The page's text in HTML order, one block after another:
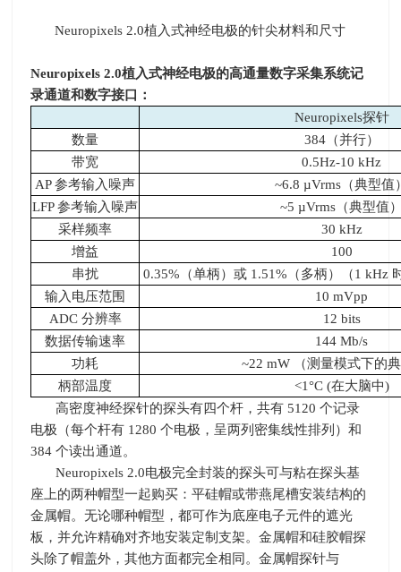
Neuropixels 2.0植入式神经电极的针尖材料和尺寸
Neuropixels 2.0植入式神经电极的高通量数字采集系统记
录通道和数字接口：
Neuropixels探针
数量
384（并行）
带宽
0.5Hz-10 kHz
AP 参考输入噪声
~6.8 µVrms（典型值
LFP 参考输入噪声
~5 µVrms（典型值
采样频率
30 kHz
增益
100
串扰
0.35%（单柄）或 1.51% （多柄）（1 kHz
输入电压范围
10 mVpp
ADC 分辨率
12 bits
数据传输速率
144 Mb/s
功耗
~22 mW （测量模式下的
柄部温度
<1°C (在大脑中)
高密度神经探针的探头有四个杆，共有 5120个记录
电极（每个杆有 1280个电极，呈两列密集线性排列）和
384个读出通道。
Neuropixels 2.0电极完全封装的探头可与粘在探头基
座上的两种帽型一起购买：平硅帽或带燕尾槽安装结构的
金属帽。无论哪种帽型，都可作为底座电子元件的遮光
板，并允许精确对齐地安装定制支架。金属帽和硅胶帽探
头除了帽盖外，其他方面都完全相同。金属帽探针与